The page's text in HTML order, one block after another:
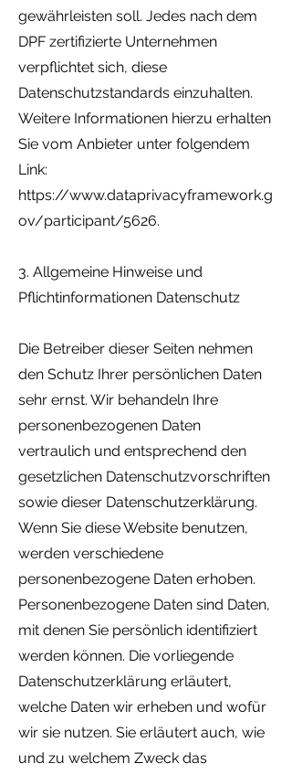
gewährleisten soll. Jedes nach dem
DPF zertifizierte Unternehmen
verpflichtet sich, diese
Datenschutzstandards einzuhalten.
Weitere Informationen hierzu erhalten
Sie vom Anbieter unter folgendem
Link:
https://www.dataprivacyframework.g
ov/participant/5626.
3. Allgemeine Hinweise und
Pflichtinformationen Datenschutz
Die Betreiber dieser Seiten nehmen
den Schutz Ihrer persönlichen Daten
sehr ernst. Wir behandeln Ihre
personenbezogenen Daten
vertraulich und entsprechend den
gesetzlichen Datenschutzvorschriften
sowie dieser Datenschutzerklärung.
Wenn Sie diese Website benutzen,
werden verschiedene
personenbezogene Daten erhoben.
Personenbezogene Daten sind Daten,
mit denen Sie persönlich identifiziert
werden können. Die vorliegende
Datenschutzerklärung erläutert,
welche Daten wir erheben und wofür
wir sie nutzen. Sie erläutert auch, wie
und zu welchem Zweck das